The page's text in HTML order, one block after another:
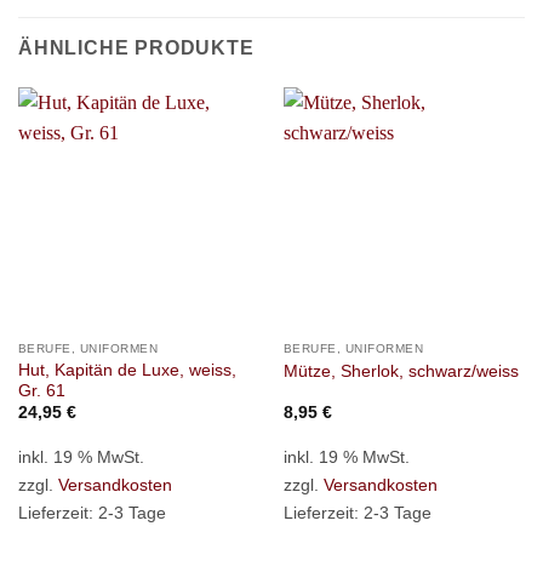
ÄHNLICHE PRODUKTE
BERUFE, UNIFORMEN
Hut, Kapitän de Luxe, weiss,
Gr. 61
24,95 €
inkl. 19 % MwSt.
zzgl. Versandkosten
Lieferzeit: 2-3 Tage
BERUFE, UNIFORMEN
Mütze, Sherlok, schwarz/weiss
8,95 €
inkl. 19 % MwSt.
zzgl. Versandkosten
Lieferzeit: 2-3 Tage